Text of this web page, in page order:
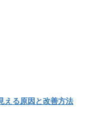
える原因と改善方法